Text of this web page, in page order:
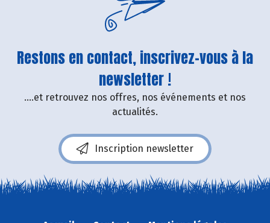
Restons en contact, inscrivez-vous à la
newsletter !
....et retrouvez nos offres, nos événements et nos
actualités.
Inscription newsletter